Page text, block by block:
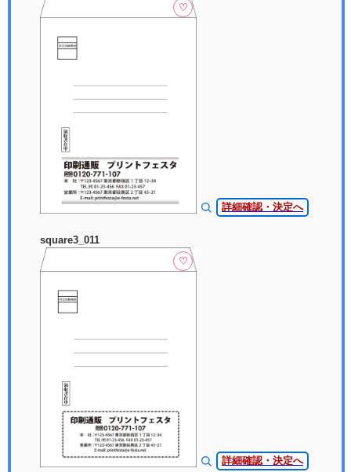
♡
詳細確認・決定へ
square3_011
♡
詳細確認・決定へ